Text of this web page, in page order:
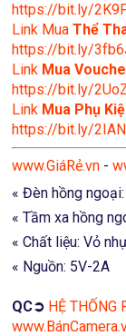
https://bit.ly/
Link Mua Thể
https://bit.ly/
Link Mua
https://bit.ly/
Link Mua Phụ
https://bit.ly/
www.GiáRẻ.vn -
« Đèn hồng
« Tầm xa hồng
« Chất liệu: Vỏ
« Nguồn: 5V-2A
QC➲ HỆ THỐNG